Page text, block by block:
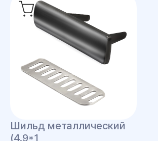
Шильд металлический
(4.9*1